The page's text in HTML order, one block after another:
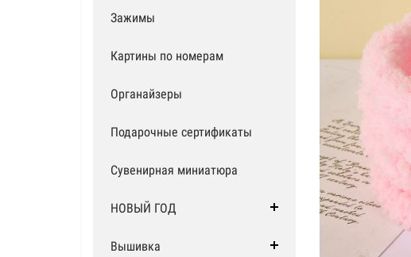
Зажимы
Картины по номерам
Органайзеры
Подарочные сертификаты
Сувенирная миниатюра
НОВЫЙ ГОД
Вышивка